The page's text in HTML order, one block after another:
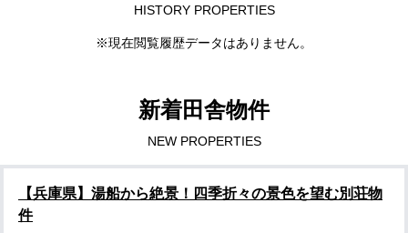
HISTORY PROPERTIES
※現在閲覧履歴データはありません。
新着田舎物件
NEW PROPERTIES
【兵庫県】湯船から絶景！四季折々の景色を望む別荘物
件